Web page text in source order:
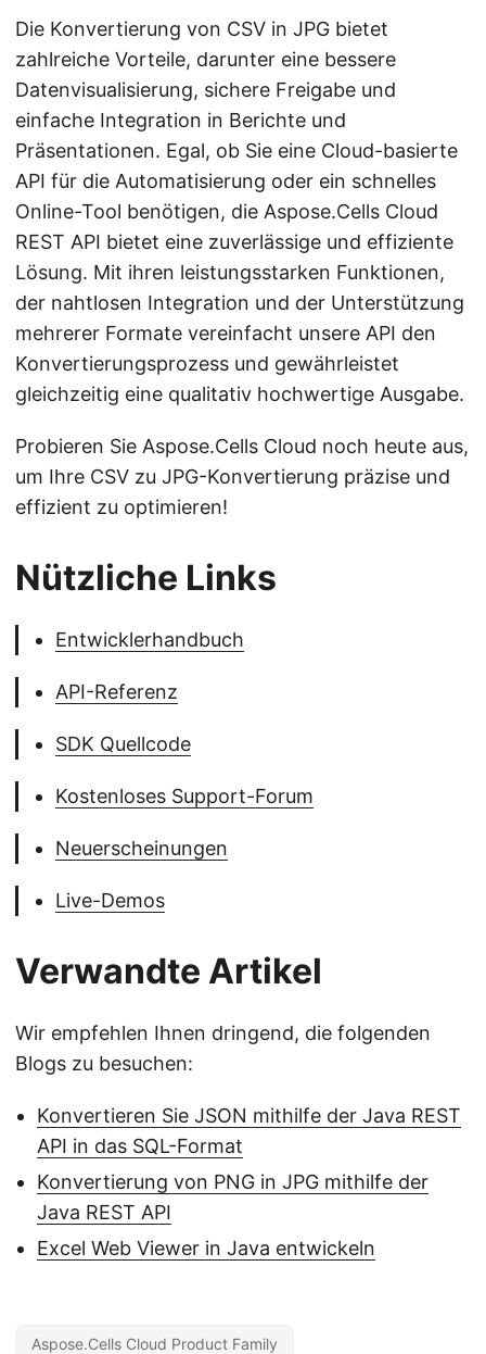
Die Konvertierung von CSV in JPG bietet
zahlreiche Vorteile, darunter eine bessere
Datenvisualisierung, sichere Freigabe und
einfache Integration in Berichte und
Präsentationen. Egal, ob Sie eine Cloud-basierte
API für die Automatisierung oder ein schnelles
Online-Tool benötigen, die Aspose.Cells Cloud
REST API bietet eine zuverlässige und effiziente
Lösung. Mit ihren leistungsstarken Funktionen,
der nahtlosen Integration und der Unterstützung
mehrerer Formate vereinfacht unsere API den
Konvertierungsprozess und gewährleistet
gleichzeitig eine qualitativ hochwertige Ausgabe.
Probieren Sie Aspose.Cells Cloud noch heute aus,
um Ihre CSV zu JPG-Konvertierung präzise und
effizient zu optimieren!
Nützliche Links
Entwicklerhandbuch
API-Referenz
SDK Quellcode
Kostenloses Support-Forum
Neuerscheinungen
Live-Demos
Verwandte Artikel
Wir empfehlen Ihnen dringend, die folgenden
Blogs zu besuchen:
Konvertieren Sie JSON mithilfe der Java REST
API in das SQL-Format
Konvertierung von PNG in JPG mithilfe der
Java REST API
Excel Web Viewer in Java entwickeln
Aspose.Cells Cloud Product Family